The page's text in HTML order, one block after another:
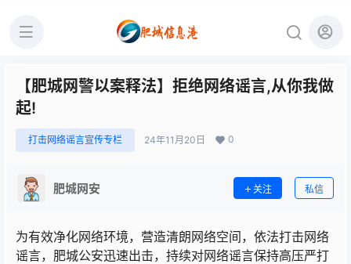
【肥城网警以案释法】拒绝网络谣言,从你我做
起!
打击网络谣言宣传专栏 24年11月20日 0
肥城网安 关注 私信
为有效净化网络环境，营造清朗网络空间，依法打击网络
谣言，肥城公安迅速出击，持续对网络谣言保持高压严打